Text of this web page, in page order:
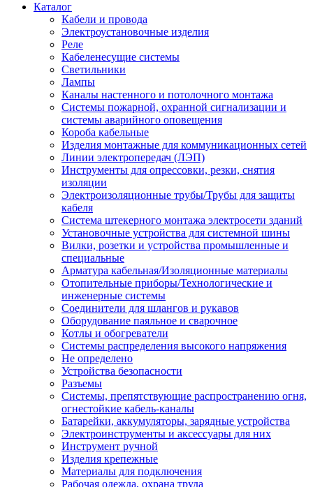
Каталог
Кабели и провода
Электроустановочные изделия
Реле
Кабеленесущие системы
Светильники
Лампы
Каналы настенного и потолочного монтажа
Системы пожарной, охранной сигнализации и
системы аварийного оповещения
Короба кабельные
Изделия монтажные для коммуникационных сетей
Линии электропередач (ЛЭП)
Инструменты для опрессовки, резки, снятия
изоляции
Электроизоляционные трубы/Трубы для защиты
кабеля
Система штекерного монтажа электросети зданий
Установочные устройства для системной шины
Вилки, розетки и устройства промышленные и
специальные
Арматура кабельная/Изоляционные материалы
Отопительные приборы/Технологические и
инженерные системы
Соединители для шлангов и рукавов
Оборудование паяльное и сварочное
Котлы и обогреватели
Системы распределения высокого напряжения
Не определено
Устройства безопасности
Разъемы
Системы, препятствующие распространению огня,
огнестойкие кабель-каналы
Батарейки, аккумуляторы, зарядные устройства
Электроинструменты и аксессуары для них
Инструмент ручной
Изделия крепежные
Материалы для подключения
Рабочая одежда, охрана труда